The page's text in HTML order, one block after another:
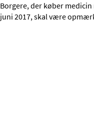
Borgere, der køber medicin
juni 2017, skal være